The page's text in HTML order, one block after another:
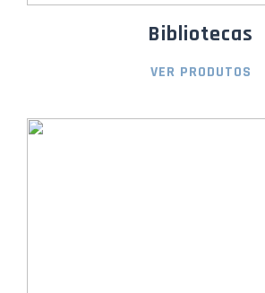
Bibliotecas
VER PRODUTOS